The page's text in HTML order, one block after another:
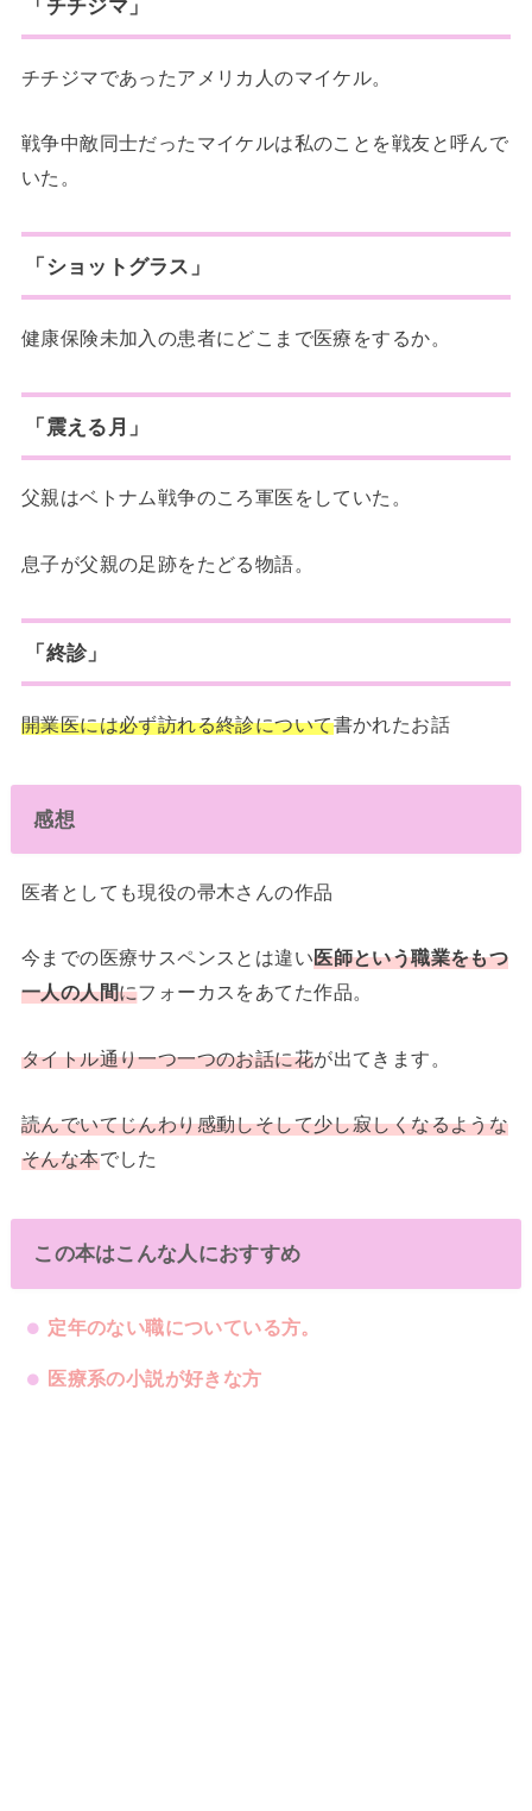
「チチジマ」
チチジマであったアメリカ人のマイケル。
戦争中敵同士だったマイケルは私のことを戦友と呼んで
いた。
「ショットグラス」
健康保険未加入の患者にどこまで医療をするか。
「震える月」
父親はベトナム戦争のころ軍医をしていた。
息子が父親の足跡をたどる物語。
「終診」
開業医には必ず訪れる終診について書かれたお話
感想
医者としても現役の帚木さんの作品
今までの医療サスペンスとは違い医師という職業をもつ
一人の人間にフォーカスをあてた作品。
タイトル通り一つ一つのお話に花が出てきます。
読んでいてじんわり感動しそして少し寂しくなるような
そんな本でした
この本はこんな人におすすめ
定年のない職についている方。
医療系の小説が好きな方